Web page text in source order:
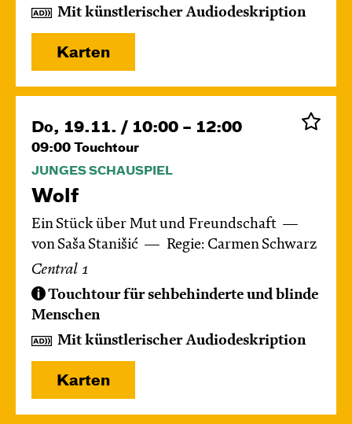
Mit künstlerischer Audiodeskription
Karten
Do, 19.11. / 10:00 – 12:00
09:00 Touchtour
JUNGES SCHAUSPIEL
Wolf
Ein Stück über Mut und Freundschaft
von Saša Stanišić
Regie: Carmen Schwarz
Central 1
Touchtour für sehbehinderte und blinde
Menschen
Mit künstlerischer Audiodeskription
Karten